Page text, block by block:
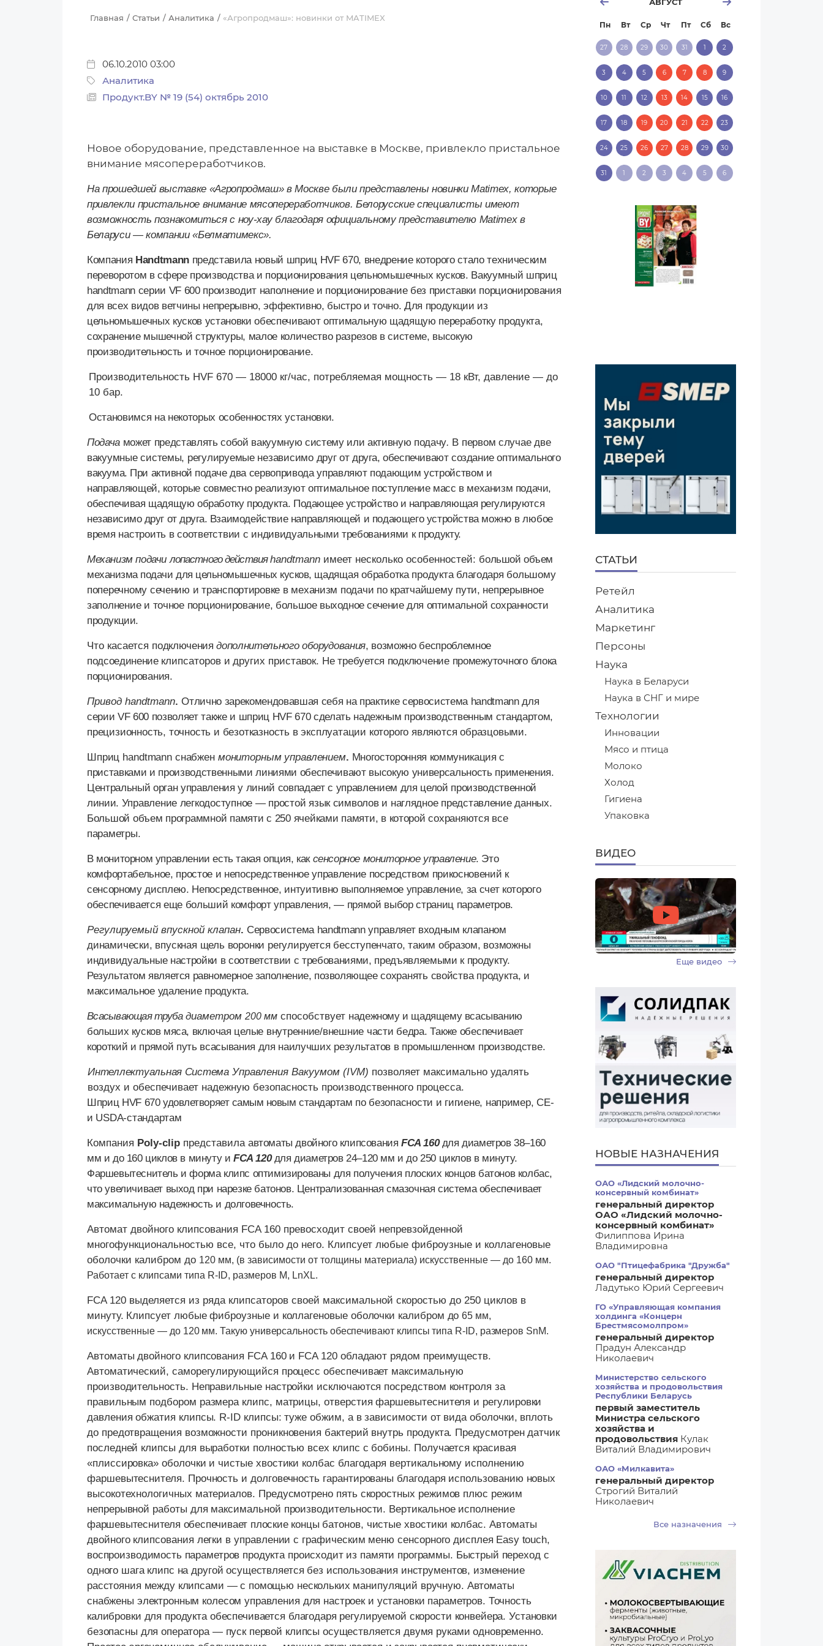
Главная Статьи Аналитика «Агропродмаш»: новинки от MATIMEX
06.10.2010 03:00
Аналитика
Продукт.BY № 19 (54) октябрь 2010
Новое оборудование, представленное на выставке в Москве, привлекло пристальное
внимание мясопереработчиков.
На прошедшей выставке «Агропродмаш» в Москве были представлены новинкиMatimex, которые
привлекли пристальное внимание мясопереработчиков. Белорусские специалисты имеют
возможность познакомиться с ноу-хау благодаря официальному представителю Matimexв
Беларуси — компании «Белматимекс».
Компания Handtmann представила новый шприц HVF 670, внедрение которого стало техническим
переворотом в сфере производства и порционирования цельномышечных кусков. Вакуумный шприц
handtmann серии VF 600 производит наполнение и порционирование без приставки порционирования
для всех видов ветчины непрерывно, эффективно, быстро и точно. Для продукции из
цельномышечных кусков установки обеспечивают оптимальную щадящую переработку продукта,
сохранение мышечной структуры, малое количество разрезов в системе, высокую
производительность и точное порционирование.
Производительность HVF 670— 18000 кг/час, потребляемая мощность — 18 кВт, давление — до
10 бар.
Остановимся на некоторых особенностях установки.
Подача может представлять собой вакуумную систему или активную подачу. В первом случае две
вакуумные системы, регулируемые независимо другот друга, обеспечивают создание оптимального
вакуума. При активной подаче два сервопривода управляют подающим устройством и
направляющей, которые совместно реализуют оптимальное поступление масс в механизм подачи,
обеспечивая щадящую обработку продукта. Подающее устройство и направляющая регулируются
независимо друг от друга. Взаимодействие направляющей и подающего устройства можно в любое
время настроить в соответствии с индивидуальными требованиями к продукту.
Механизм подачилопастного действияhandtmann имеет несколько особенностей: большой объем
механизма подачи для цельномышечных кусков, щадящая обработка продукта благодаря большому
поперечному сечению и транспортировке в механизм подачи по кратчайшему пути, непрерывное
заполнение и точное порционирование, большое выходное сечение для оптимальной сохранности
продукции.
Что касается подключениядополнительногооборудования, возможно беспроблемное
подсоединение клипсаторов и других приставок. Не требуется подключение промежуточного блока
порционирования.
Привод handtmann. Отлично зарекомендовавшая себя на практике сервосистема handtmannдля
серииVF600 позволяет также и шприц HVF670 сделать надежным производственным стандартом,
прецизионность, точность и безотказность в эксплуатации которого являются образцовыми.
Шприц handtmann снабженмониторным управлением. Многосторонняя коммуникация с
приставками и производственными линиями обеспечивают высокую универсальность применения.
Центральный орган управления у линий совпадает с управлением для целой производственной
линии. Управление легкодоступное — простой язык символов и наглядное представление данных.
Большой объем программной памяти с 250 ячейками памяти, в которой сохраняются все
параметры.
В мониторном управлении есть такая опция, как сенсорное мониторное управление. Это
комфортабельное, простое и непосредственное управление посредством прикосновений к
сенсорному дисплею. Непосредственное, интуитивно выполняемое управление, за счет которого
обеспечивается еще больший комфорт управления, — прямой выбор страниц параметров.
Регулируемый впускной клапан. Сервосистема handtmannуправляет входным клапаном
динамически, впускная щель воронки регулируется бесступенчато, таким образом, возможны
индивидуальные настройки в соответствии с требованиями, предъявляемыми к продукту.
Результатом является равномерное заполнение, позволяющеесохранять свойства продукта, и
максимальное удаление продукта.
Всасывающая труба диаметром 200 мм способствует надежному и щадящему всасыванию
больших кусков мяса, включая целые внутренние/внешние части бедра. Также обеспечивает
короткий и прямой путь всасывания для наилучших результатов в промышленном производстве.
Интеллектуальная Система Управления Вакуумом (IVM) позволяет максимально удалять
воздух и обеспечивает надежную безопасность производственного процесса.
Шприц HVF 670удовлетворяет самым новым стандартам по безопасности и гигиене, например, СЕ-
и USDA-стандартам
Компания Poly-clip представила автоматы двойного клипсования FCA160 для диаметров 38–160
мм и до 160 циклов в минуту иFCA 120 для диаметров 24–120 мм и до 250 циклов в минуту.
Фаршевытеснитель и форма клипс оптимизированы для получения плоских концов батонов колбас,
что увеличивает выход при нарезке батонов. Централизованная смазочная система обеспечивает
максимальную надежность и долговечность.
Автомат двойного клипсования FCA 160 превосходит своей непревзойденной
многофункциональностью все, что было до него. Клипсует любые фиброузные и коллагеновые
оболочки калибром до 120 мм, (в зависимости от толщины материала) искусственные — до 160 мм.
Работает с клипсами типа R- ID, размеров М, LnXL.
FCA 120 выделяется из ряда клипсаторов своей максимальной скоростью до 250 циклов в
минуту. Клипсует любые фиброузные и коллагеновые оболочки калибром до65 мм,
искусственные — до 120 мм. Такую универсальность обеспечивают клипсы типа R-ID, размеров SnM.
Автоматы двойного клипсования FCA 160 и FCA 120 обладают рядом преимуществ.
Автоматический, саморегулирующийся процесс обеспечивает максимальную
производительность. Неправильные настройки исключаются посредством контроля за
правильным подбором размера клипс, матрицы, отверстия фаршевытеснителя и регулировки
давления обжатия клипсы. R-ID клипсы: туже обжим, а в зависимости от вида оболочки, вплоть
до предотвращения возможности проникновения бактерий внутрь продукта. Предусмотрен датчик
последней клипсы для выработки полностью всех клипс с бобины. Получается красивая
«плиссировка» оболочки и чистые хвостики колбас благодаря вертикальному исполнению
фаршевытеснителя. Прочность и долговечность гарантированы благодаря использованию новых
высокотехнологичных материалов. Предусмотрено пять скоростных режимов плюс режим
непрерывной работы для максимальной производительности. Вертикальное исполнение
фаршевытеснителя обеспечивает плоские концы батонов, чистые хвостики колбас. Автоматы
двойного клипсования легки в управлении с графическим меню сенсорногодисплея Easy touch,
воспроизводимость параметров продукта происходит из памяти программы. Быстрый переход с
одного шага клипс на другой осуществляется без использования инструментов, изменение
расстояния между клипсами — с помощью нескольких манипуляций вручную. Автоматы
снабжены электронным колесом управления для настроек и установки параметров. Точность
калибровки для продукта обеспечивается благодаря регулируемой скорости конвейера. Установки
безопасны для оператора — пуск первой клипсы осуществляется двумя руками одновременно.
Пн Вт Ср Чт Пт Сб Вс
27 28 29 30 31 1 2
3 4 5 6 7 8 9
10 11 12 13 14 15 16
17 18 19 20 21 22 23
24 25 26 27 28 29 30
31 1 2 3 4 5 6
СТАТЬИ
Ретейл
Аналитика
Маркетинг
Персоны
Наука
Наука в Беларуси
Наука в СНГ и мире
Технологии
Инновации
Мясо и птица
Молоко
Холод
Гигиена
Упаковка
ВИДЕО
Еще видео
НОВЫЕ НАЗНАЧЕНИЯ
ОАО «Лидский молочно-
консервный комбинат»
генеральный директор
ОАО «Лидский молочно-
консервный комбинат»
Филиппова Ирина
Владимировна
ОАО "Птицефабрика "Дружба"
генеральный директор
Ладутько Юрий Сергеевич
ГО «Управляющая компания
холдинга «Концерн
Брестмясомолпром»
генеральный директор
Прадун Александр
Николаевич
Министерство сельского
хозяйства и продовольствия
Республики Беларусь
первый заместитель
Министра сельского
хозяйства и
продовольствия Кулак
Виталий Владимирович
ОАО «Милкавита»
генеральный директор
Строгий Виталий
Николаевич
Все назначения